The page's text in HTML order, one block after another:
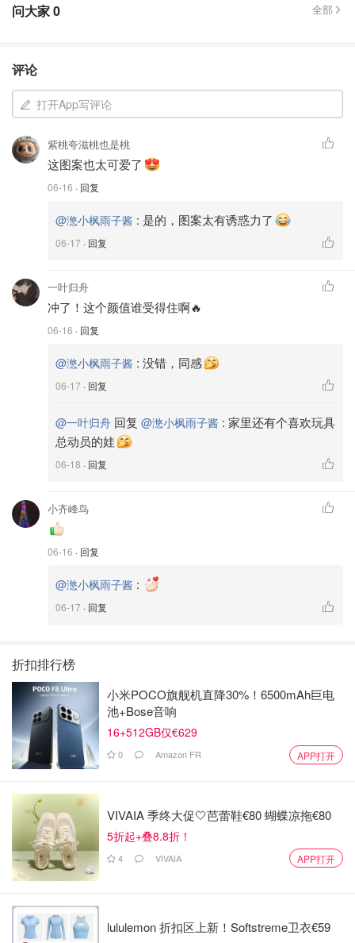
问大家0 全部
评论
打开App写评论
紫桃夸滋桃也是桃
这图案也太可爱了
06-16 · 回复
@滺小枫雨子酱 : 是的，图案太有诱惑力了
06-17 · 回复
一叶归舟
冲了！这个颜值谁受得住啊🔥
06-16 · 回复
@滺小枫雨子酱 : 没错，同感
06-17 · 回复
@一叶归舟 回复 @滺小枫雨子酱 : 家里还有个喜欢玩具
总动员的娃
06-18 · 回复
小齐峰鸟
06-16 · 回复
@滺小枫雨子酱 :
06-17 · 回复
折扣排行榜
小米POCO旗舰机直降30%！6500mAh巨电
池+Bose音响
16+512GB仅€629
0 Amazon FR APP打开
VIVAIA 季终大促🤍芭蕾鞋€80 蝴蝶凉拖€80
5折起+叠8.8折！
4 VIVAIA APP打开
lululemon 折扣区上新！Softstreme卫衣€59